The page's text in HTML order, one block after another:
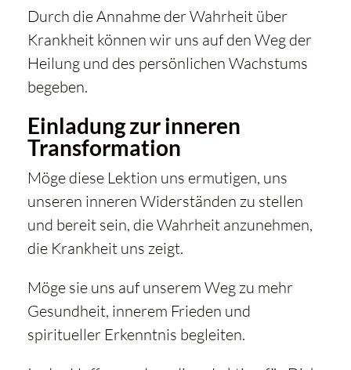
Durch die Annahme der Wahrheit über
Krankheitkönnen wir uns auf den Weg der
Heilung und des persönlichen Wachstums
begeben.
Einladung zur inneren
Transformation
Möge diese Lektion uns ermutigen, uns
unseren inneren Widerständen zu stellen
und bereit sein, die Wahrheit anzunehmen,
die Krankheituns zeigt.
Möge sie uns auf unserem Weg zu mehr
Gesundheit, innerem Frieden und
spiritueller Erkenntnis begleiten.